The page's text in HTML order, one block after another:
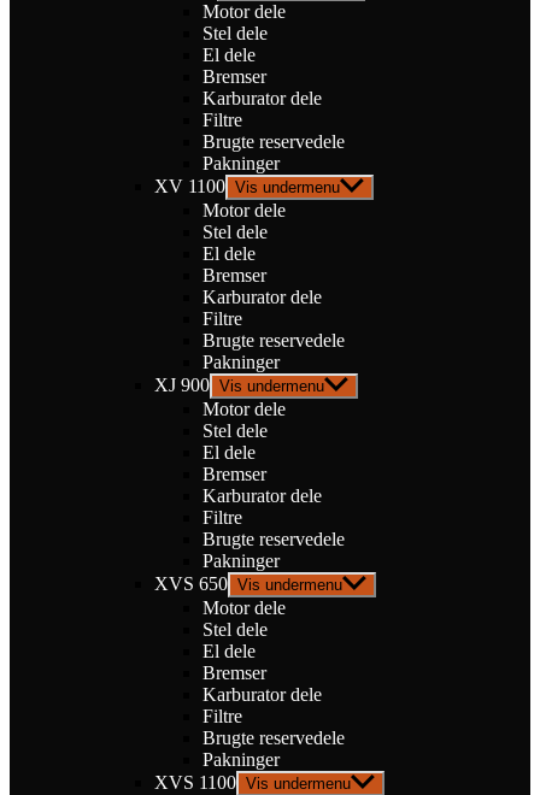
Motor dele
Stel dele
El dele
Bremser
Karburator dele
Filtre
Brugte reservedele
Pakninger
XV 1100 Vis undermenu
Motor dele
Stel dele
El dele
Bremser
Karburator dele
Filtre
Brugte reservedele
Pakninger
XJ 900 Vis undermenu
Motor dele
Stel dele
El dele
Bremser
Karburator dele
Filtre
Brugte reservedele
Pakninger
XVS 650 Vis undermenu
Motor dele
Stel dele
El dele
Bremser
Karburator dele
Filtre
Brugte reservedele
Pakninger
XVS 1100 Vis undermenu